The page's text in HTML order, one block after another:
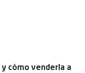
cómo venderla a